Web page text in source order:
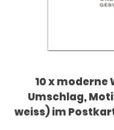
10 x
Umschlag,
weiss) im